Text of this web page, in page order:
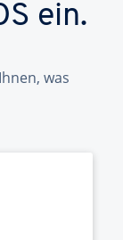
ein.
was